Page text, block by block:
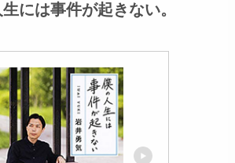
には事件が起きない。